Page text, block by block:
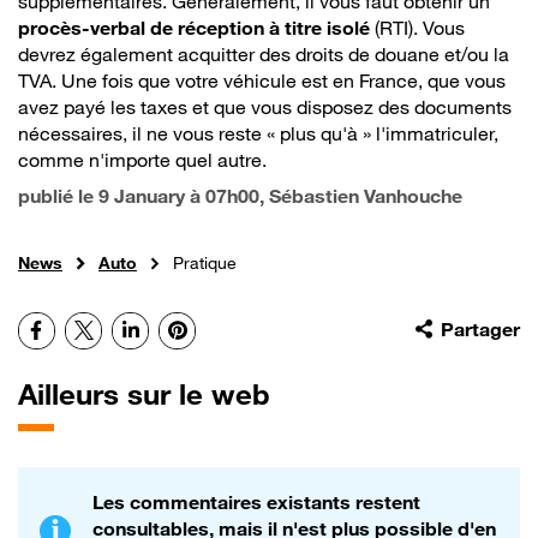
procès-verbal de réception à titre isolé (RTI). Vous
devrez également acquitter des droits de douane et/ou la
TVA. Une fois que votre véhicule est en France, que vous
avez payé les taxes et que vous disposez des documents
nécessaires, il ne vous reste « plus qu'à » l'immatriculer,
comme n'importe quel autre.
publié le 9 January à 07h00, Sébastien Vanhouche
News Auto Pratique
Partager
Facebook
X LinkedInPinterest
Ailleurs sur le web
Les commentaires existants restent
consultables, mais il n'est plus possible d'en